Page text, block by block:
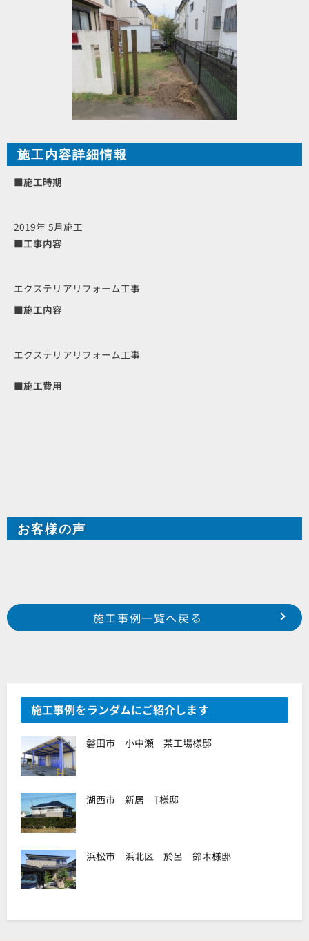
施工内容詳細情報
■施工時期
2019年 5月施工
■工事内容
エクステリアリフォーム工事
■施工内容
エクステリアリフォーム工事
■施工費用
お客様の声
Prev 施工事例一覧へ戻る
施工事例をランダムにご紹介します
磐田市 小中瀬 某工場様邸
湖西市 新居 T様邸
浜松市 浜北区 於呂 鈴木様邸